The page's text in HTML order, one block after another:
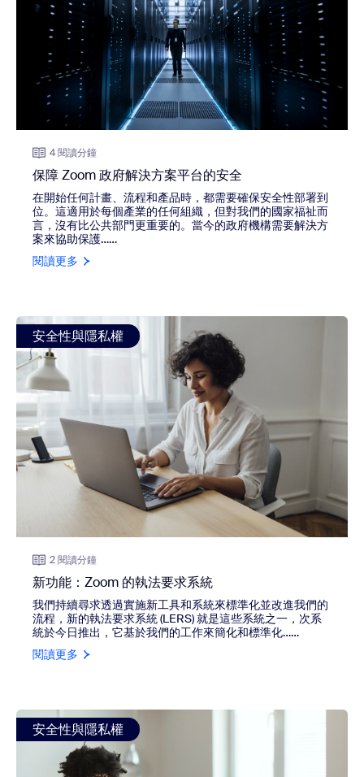
4 閱讀分鐘
保障 Zoom 政府解決方案平台的安全
在開始任何計畫、流程和產品時，都需要確保安全性部署到
位。這適用於每個產業的任何組織，但對我們的國家福祉而
言，沒有比公共部門更重要的。當今的政府機構需要解決方
案來協助保護……
閱讀更多
view: 新功能：Zoom 的執法要求系統
安全性與隱私權
2 閱讀分鐘
新功能：Zoom 的執法要求系統
我們持續尋求透過實施新工具和系統來標準化並改進我們的
流程，新的執法要求系統 (LERS) 就是這些系統之一，次系
統於今日推出，它基於我們的工作來簡化和標準化……
閱讀更多
view: Zoom 的哪些安全功能最適用於您的產業？
安全性與隱私權